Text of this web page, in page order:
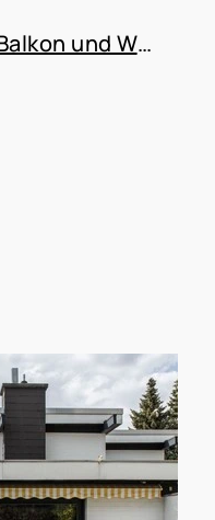
Helle Wohnung mit Balkon und Weitblick – ideal für die kleine Familie